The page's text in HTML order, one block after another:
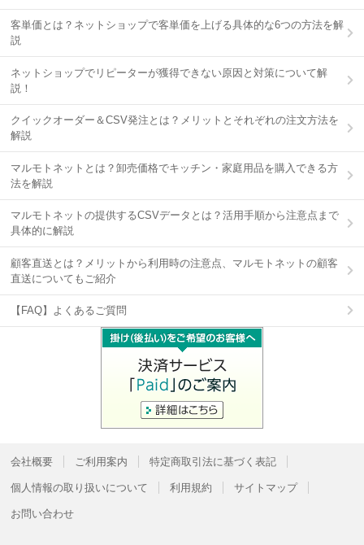
客単価とは？ネットショップで客単価を上げる具体的な6つの方法を解
説
ネットショップでリピーターが獲得できない原因と対策について解
説！
クイックオーダー＆CSV発注とは？メリットとそれぞれの注文方法を
解説
マルモトネットとは？卸売価格でキッチン・家庭用品を購入できる方
法を解説
マルモトネットの提供するCSVデータとは？活用手順から注意点まで
具体的に解説
顧客直送とは？メリットから利用時の注意点、マルモトネットの顧客
直送についてもご紹介
【FAQ】よくあるご質問
会社概要 ご利用案内 特定商取引法に基づく表記
個人情報の取り扱いについて 利用規約 サイトマップ
お問い合わせ